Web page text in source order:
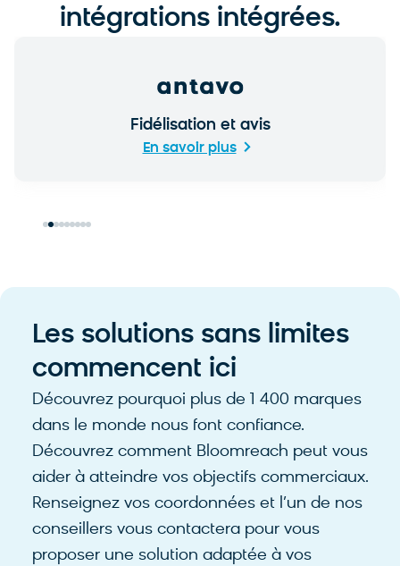
intégrations intégrées.
Fidélisation et avis
En savoir plus
Les solutions sans limites
commencent ici
Découvrez pourquoi plus de 1 400 marques
dans le monde nous font confiance.
Découvrez comment Bloomreach peut vous
aider à atteindre vos objectifs commerciaux.
Renseignez vos coordonnées et l’un de nos
conseillers vous contactera pour vous
proposer une solution adaptée à vos